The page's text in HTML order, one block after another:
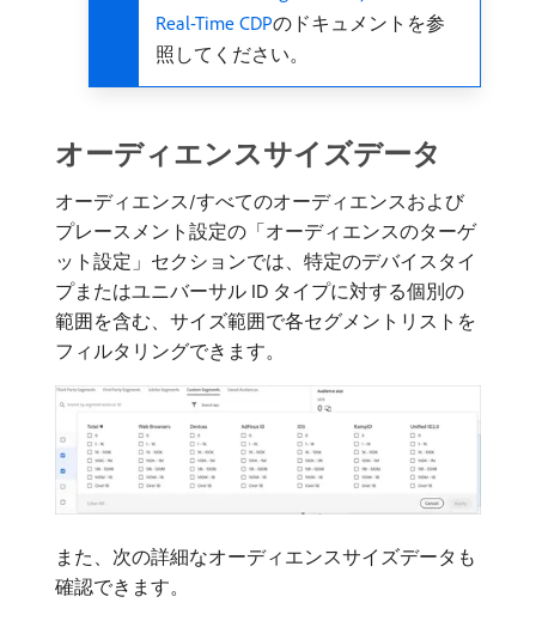
Real-Time CDPのドキュメントを参
照してください。
オーディエンスサイズデータ
オーディエンス/すべてのオーディエンスおよび
プレースメント設定の「オーディエンスのターゲ
ット設定」セクションでは、特定のデバイスタイ
プまたはユニバーサル ID タイプに対する個別の
範囲を含む、サイズ範囲で各セグメントリストを
フィルタリングできます。
また、次の詳細なオーディエンスサイズデータも
確認できます。